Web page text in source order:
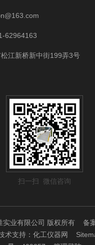
62964163
江新桥新中街199弄3号
扫一扫 微信咨询
实业有限公司 版权所有备
术支持：化工仪器网